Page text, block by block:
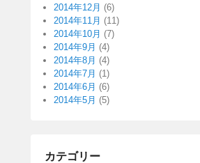
2014年12月 (6)
2014年11月 (11)
2014年10月 (7)
2014年9月 (4)
2014年8月 (4)
2014年7月 (1)
2014年6月 (6)
2014年5月 (5)
カテゴリー